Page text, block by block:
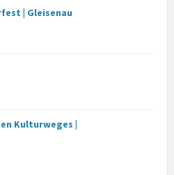
| Gleisenau
Kulturweges |